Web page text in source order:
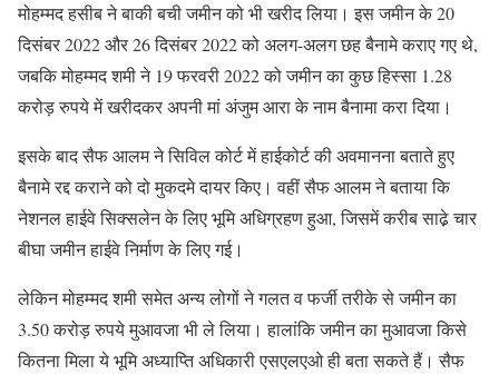
मोहम्मद हसीब ने बाकी बची जमीन को भी खरीद लिया। इस जमीन के 20
दिसंबर 2022 और 26 दिसंबर 2022 को अलग-अलग छह बैनामे कराए गए थे,
जबकि मोहम्मद शमी ने 19 फरवरी 2022 को जमीन का कुछ हिस्सा 1.28
करोड़ रुपये में खरीदकर अपनी मां अंजुम आरा के नाम बैनामा करा दिया।
इसके बाद सैफ आलम ने सिविल कोर्ट में हाईकोर्ट की अवमानना बताते हुए
बैनामे रद्द कराने को दो मुकदमे दायर किए। वहीं सैफ आलम ने बताया कि
नेशनल हाईवे सिक्सलेन के लिए भूमि अधिग्रहण हुआ, जिसमें करीब साढे़ चार
बीघा जमीन हाईवे निर्माण के लिए गई।
लेकिन मोहम्मद शमी समेत अन्य लोगों ने गलत व फर्जी तरीके से जमीन का
3.50 करोड़ रुपये मुआवजा भी ले लिया। हालांकि जमीन का मुआवजा किसे
कितना मिला ये भूमि अध्याप्ति अधिकारी एसएलएओ ही बता सकते हैं। सैफ